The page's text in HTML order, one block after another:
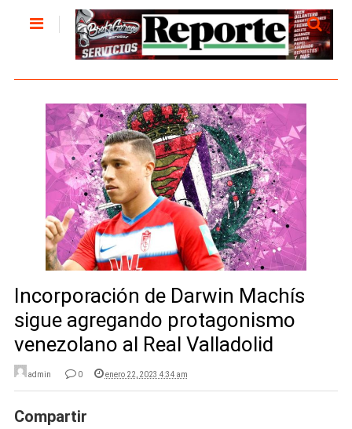
Incorporación de Darwin Machís
sigue agregando protagonismo
venezolano al Real Valladolid
admin 0 enero 22, 2023 4:34 am
Compartir